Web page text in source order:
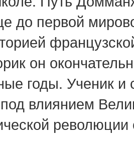
до первой
он
годы. Ученик и
влиянием